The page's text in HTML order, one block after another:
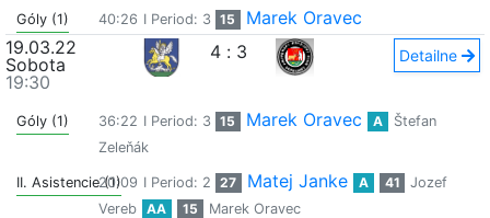
Góly (1) 40:26 I Period: 3 15
Marek Oravec
19.03.22
Sobota
19:30
4 : 3 Detailne
Góly (1) 36:22 I Period: 3 15 Marek Oravec A
Štefan
Zeleňák
II. Asistencie (1)
20:09 I Period: 2 27 Matej Janke A 41
Jozef
Vereb
AA 15 Marek Oravec